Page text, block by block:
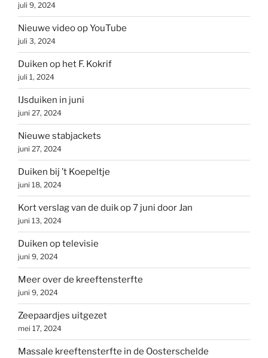
juli 9, 2024
Nieuwe video op YouTube
juli 3, 2024
Duiken op het F. Kokrif
juli 1, 2024
IJsduiken in juni
juni 27, 2024
Nieuwe stabjackets
juni 27, 2024
Duiken bij ’t Koepeltje
juni 18, 2024
Kort verslag van de duik op 7 juni door Jan
juni 13, 2024
Duiken op televisie
juni 9, 2024
Meer over de kreeftensterfte
juni 9, 2024
Zeepaardjes uitgezet
mei 17, 2024
Massale kreeftensterfte in de Oosterschelde